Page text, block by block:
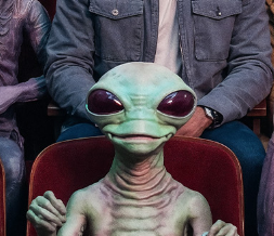
Share Facebook Twitter
Précedent
Felix Van Groeningen: « L’amour
inconditionnel qui unit ce père
et son fils est tellement
inspirant »